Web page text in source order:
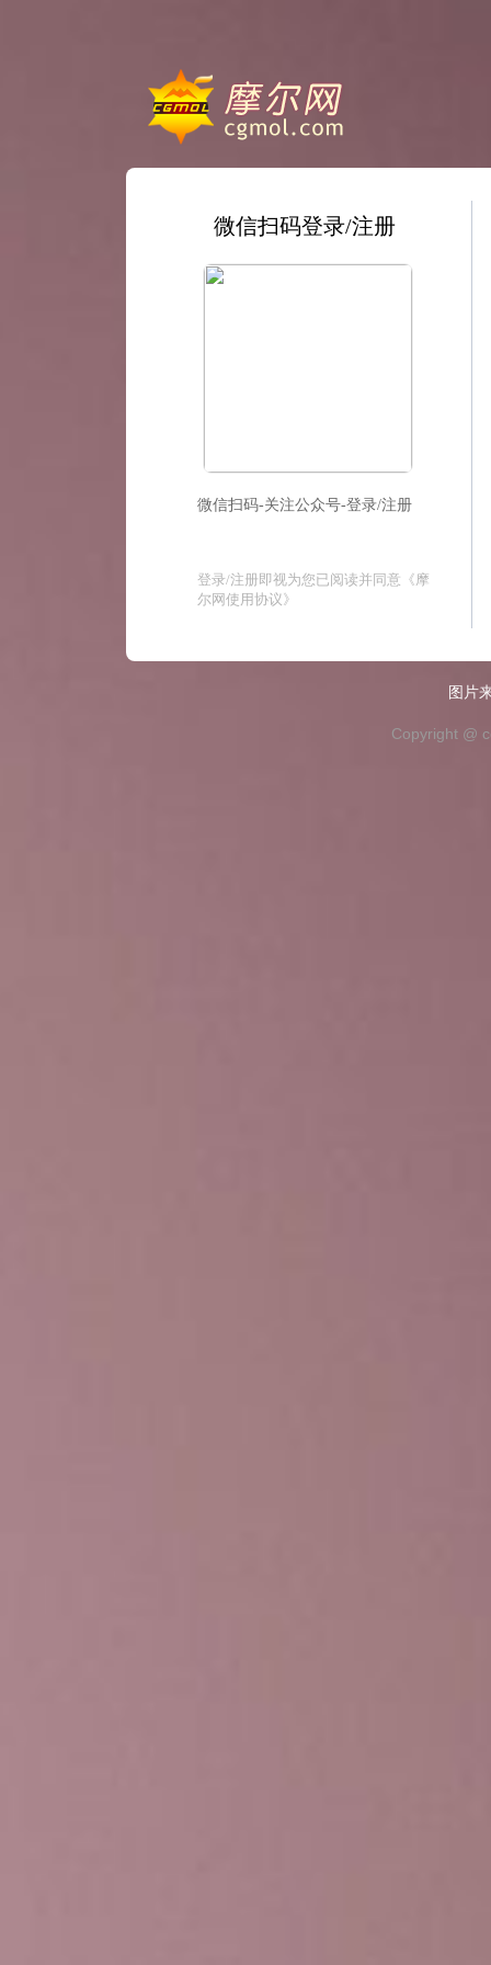
微信扫码登录/注册
微信扫码-关注公众号-登录/注册
登录/注册即视为您已阅读并同意 《摩
尔网使用协议》
图片
Copyright @